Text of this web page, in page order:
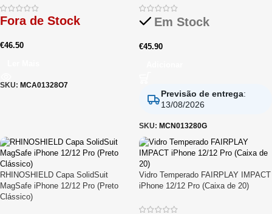
Fora de Stock
€46.50
SKU: MCA01328O7
Em Stock
€45.90
Previsão de entrega:
13/08/2026
SKU: MCN013280G
RHINOSHIELD Capa SolidSuit
MagSafe iPhone 12/12 Pro (Preto
Clássico)
Vidro Temperado FAIRPLAY IMPACT
iPhone 12/12 Pro (Caixa de 20)